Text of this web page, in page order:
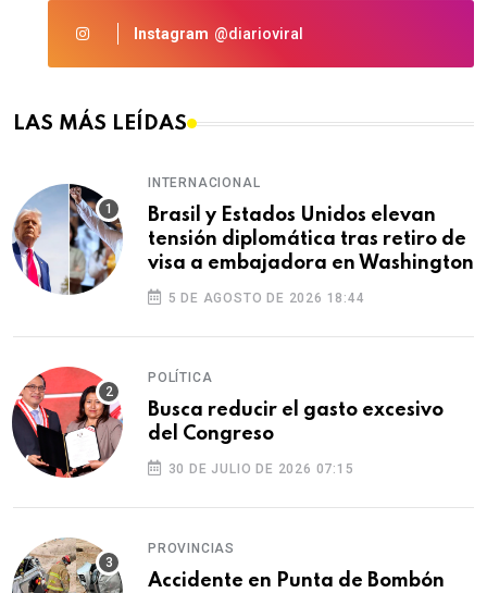
Instagram @diarioviral
LAS MÁS LEÍDAS
INTERNACIONAL
Brasil y Estados Unidos elevan
tensión diplomática tras retiro de
visa a embajadora en Washington
5 DE AGOSTO DE 2026 18:44
POLÍTICA
Busca reducir el gasto excesivo
del Congreso
30 DE JULIO DE 2026 07:15
PROVINCIAS
Accidente en Punta de Bombón